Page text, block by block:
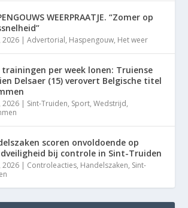
WEERPRAATJE. “Zomer op
2026 |Advertorial, Haspengouw, Het weer
trainingen per week lonen: Truiense
Delsaer (15) verovert Belgische titel
2026 | Sint-Truiden, Sport,Wedstrijd,
scoren onvoldoende op
bij controle in Sint-Truiden
2026 | Controleacties, Handelszaken, Sint-